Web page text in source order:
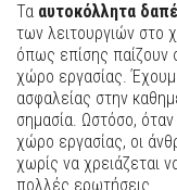
Τα αυτοκόλλητα
των λειτουργιών στο
όπως επίσης παίζουν
χώρο εργασίας.
ασφαλείας στην
σημασία. Ωστόσο,
χώρο εργασίας, οι
χωρίς να χρειάζεται
πολλές ερωτήσεις.